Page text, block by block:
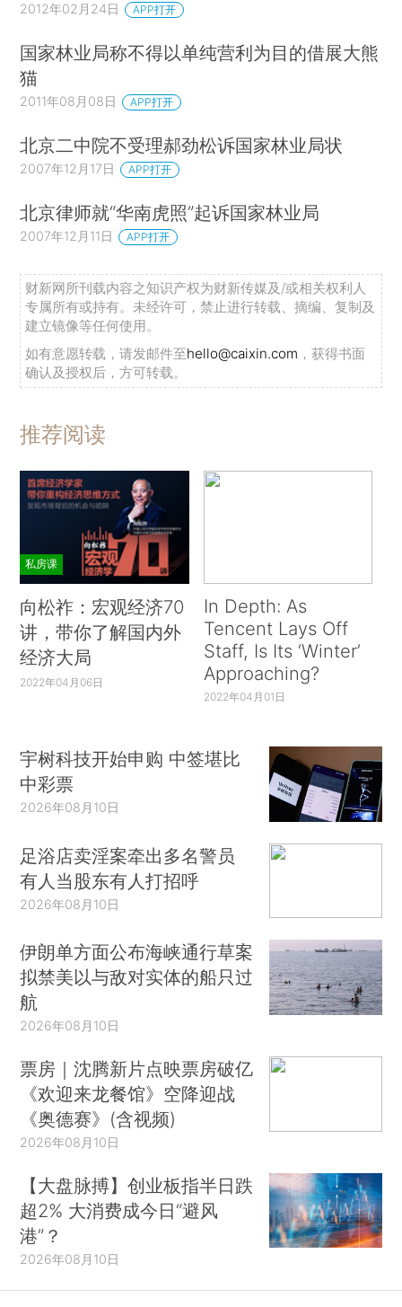
2012年02月24日 APP打开
国家林业局称不得以单纯营利为目的借展大熊
猫
2011年08月08日 APP打开
北京二中院不受理郝劲松诉国家林业局状
2007年12月17日 APP打开
北京律师就“华南虎照”起诉国家林业局
2007年12月11日 APP打开
财新网所刊载内容之知识产权为财新传媒及/或相关权利人
专属所有或持有。未经许可，禁止进行转载、摘编、复制及
建立镜像等任何使用。
如有意愿转载，请发邮件至hello@caixin.com ，获得书面
确认及授权后，方可转载。
推荐阅读
私房课
向松祚：宏观经济70
讲，带你了解国内外
经济大局
2022年04月06日
In Depth: As
Tencent Lays Off
Staff, Is Its ‘Winter’
Approaching?
2022年04月01日
宇树科技开始申购 中签堪比
中彩票
2026年08月10日
足浴店卖淫案牵出多名警员
有人当股东有人打招呼
2026年08月10日
伊朗单方面公布海峡通行草案
拟禁美以与敌对实体的船只过
航
2026年08月10日
票房｜沈腾新片点映票房破亿
《欢迎来龙餐馆》空降迎战
《奥德赛》(含视频)
2026年08月10日
【大盘脉搏】创业板指半日跌
超2% 大消费成今日“避风
港”？
2026年08月10日